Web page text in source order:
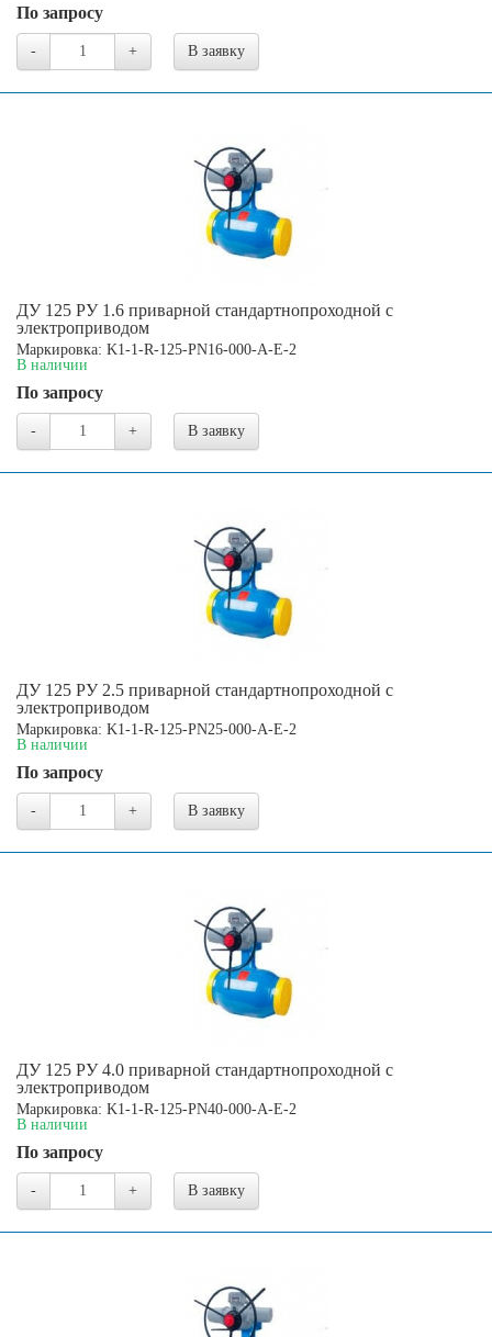
По запросу
- + В заявку
ДУ 125 РУ 1.6 приварной стандартнопроходной с
электроприводом
Маркировка: K1-1-R-125-PN16-000-A-E-2
В наличии
По запросу
- + В заявку
ДУ 125 РУ 2.5 приварной стандартнопроходной с
электроприводом
Маркировка: K1-1-R-125-PN25-000-A-E-2
В наличии
По запросу
- + В заявку
ДУ 125 РУ 4.0 приварной стандартнопроходной с
электроприводом
Маркировка: K1-1-R-125-PN40-000-A-E-2
В наличии
По запросу
- + В заявку